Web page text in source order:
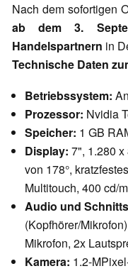
Nach dem sofortigen
ab dem 3.
Handelspartnern in
Technische Daten
Betriebssystem:
Prozessor: Nvidia
Speicher: 1 GB
Display: 7", 1.280
von 178°,
Multitouch, 400 cd/
Audio und
(Kopfhörer/
Mikrofon, 2x
Kamera: 1.2-